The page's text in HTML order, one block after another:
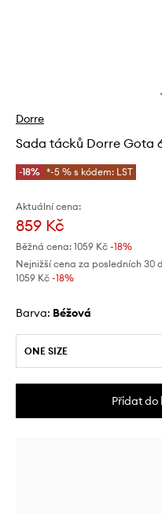
Dorre
Sada tácků Dorre Gota
-18% *-5 % s kódem: LST
Aktuální cena:
859 Kč
Běžná cena: 1059 Kč -18%
Nejnižší cena za posledních 30
1059 Kč -18%
Barva: béžová
ONE SIZE
Přidat do